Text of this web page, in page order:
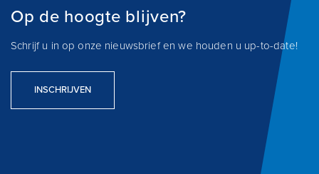
Op de hoogte blijven?
Schrijf u in op onze nieuwsbrief en we houden u up-to-date!
INSCHRIJVEN